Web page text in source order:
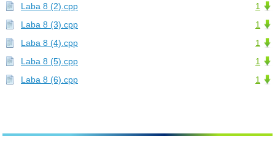
1
Laba 8 (2).cpp
1
Laba 8 (3).cpp
1
Laba 8 (4).cpp
1
Laba 8 (5).cpp
1
Laba 8 (6).cpp